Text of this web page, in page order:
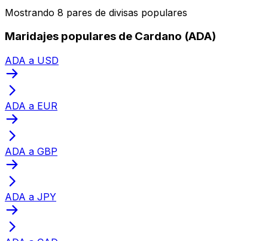
Mostrando 8 pares de divisas populares
Maridajes populares de Cardano (ADA)
ADA a USD
ADA a EUR
ADA a GBP
ADA a JPY